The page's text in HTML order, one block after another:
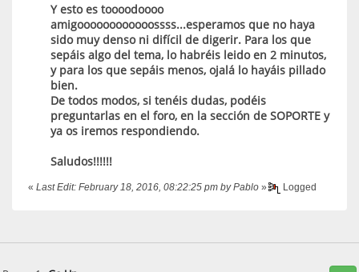
Y esto es toooodoooo
amigoooooooooooossss...esperamos que no haya
sido muy denso ni difícil de digerir. Para los que
sepáis algo del tema, lo habréis leido en 2 minutos,
y para los que sepáis menos, ojalá lo hayáis pillado
bien.
De todos modos, si tenéis dudas, podéis
preguntarlas en el foro, en la sección de SOPORTE y
ya os iremos respondiendo.
Saludos!!!!!!
« Last Edit: February 18, 2016, 08:22:25 pm by Pablo » Logged